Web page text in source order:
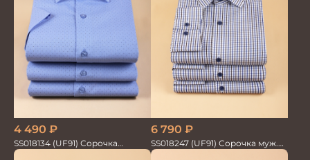
4 490 ₽
SS018134 (UF91) Сорочка
мужская GROSTYLE TRENDY
6 790 ₽
SS018247 (UF91) Сорочка муж.
GROSTYLE TRENDY